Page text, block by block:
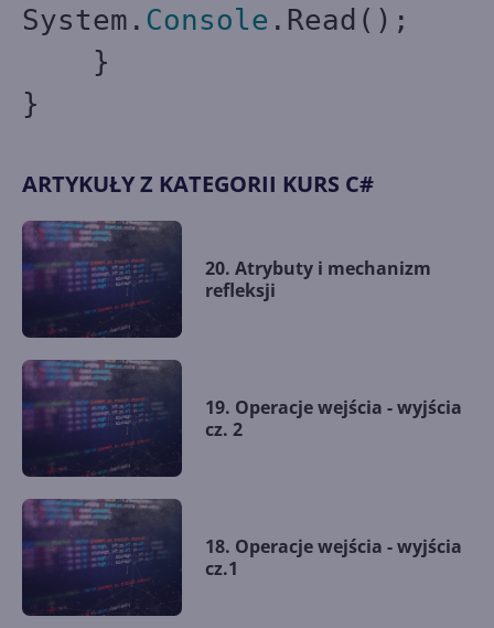
System. Console .Read();
}
}
ARTYKUŁY Z KATEGORII KURS C#
20. Atrybuty i mechanizm
refleksji
19. Operacje wejścia - wyjścia
cz. 2
18. Operacje wejścia - wyjścia
cz.1